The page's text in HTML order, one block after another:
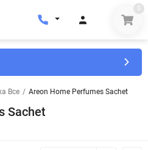
0
Все / Areon Home Perfumes Sachet
Sachet